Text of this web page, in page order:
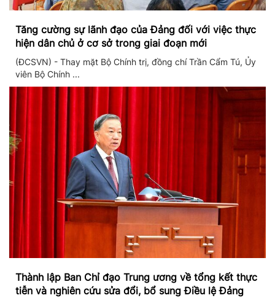
Tăng cường sự lãnh đạo của Đảng đối với việc thực
hiện dân chủ ở cơ sở trong giai đoạn mới
(ĐCSVN) - Thay mặt Bộ Chính trị, đồng chí Trần Cẩm Tú, Ủy
viên Bộ Chính ...
Thành lập Ban Chỉ đạo Trung ương về tổng kết thực
tiễn và nghiên cứu sửa đổi, bổ sung Điều lệ Đảng